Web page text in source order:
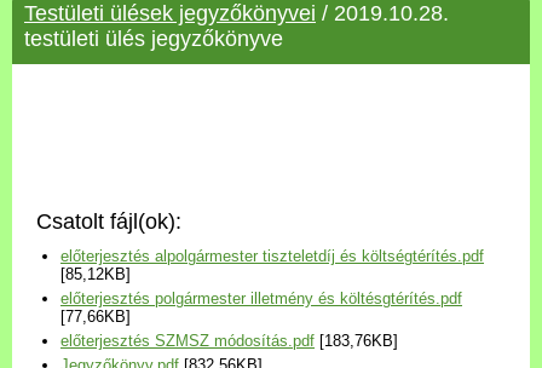
Uraiújfalu
Választási információk
Versenyképes Járások
Program
Testületi ülések jegyzőkönyvei / 2019.10.28.
testületi ülés jegyzőkönyve
Csatolt fájl(ok):
előterjesztés alpolgármester tiszteletdíj és költségtérítés.pdf
[85,12KB]
előterjesztés polgármester illetmény és költésgtérítés.pdf
[77,66KB]
előterjesztés SZMSZ módosítás.pdf [183,76KB]